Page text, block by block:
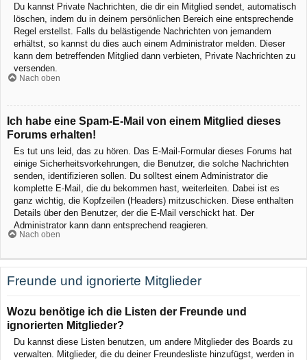
Du kannst Private Nachrichten, die dir ein Mitglied sendet, automatisch
löschen, indem du in deinem persönlichen Bereich eine entsprechende
Regel erstellst. Falls du belästigende Nachrichten von jemandem
erhältst, so kannst du dies auch einem Administrator melden. Dieser
kann dem betreffenden Mitglied dann verbieten, Private Nachrichten zu
versenden.
Nach oben
Ich habe eine Spam-E-Mail von einem Mitglied dieses
Forums erhalten!
Es tut uns leid, das zu hören. Das E-Mail-Formular dieses Forums hat
einige Sicherheitsvorkehrungen, die Benutzer, die solche Nachrichten
senden, identifizieren sollen. Du solltest einem Administrator die
komplette E-Mail, die du bekommen hast, weiterleiten. Dabei ist es
ganz wichtig, die Kopfzeilen (Headers) mitzuschicken. Diese enthalten
Details über den Benutzer, der die E-Mail verschickt hat. Der
Administrator kann dann entsprechend reagieren.
Nach oben
Freunde und ignorierte Mitglieder
Wozu benötige ich die Listen der Freunde und
ignorierten Mitglieder?
Du kannst diese Listen benutzen, um andere Mitglieder des Boards zu
verwalten. Mitglieder, die du deiner Freundesliste hinzufügst, werden in